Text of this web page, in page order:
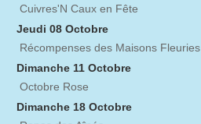
Cuivres'N Caux en Fête
Jeudi 08 Octobre
Récompenses des Maisons Fleuries
Dimanche 11 Octobre
Octobre Rose
Dimanche 18 Octobre